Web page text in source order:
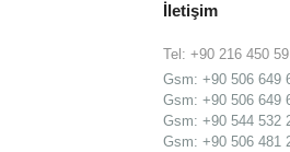
İletişim
Tel: +90 216 450
Gsm:+90 506 649
Gsm:+90 506 649
Gsm: +90 544 532
Gsm: +90 506 481